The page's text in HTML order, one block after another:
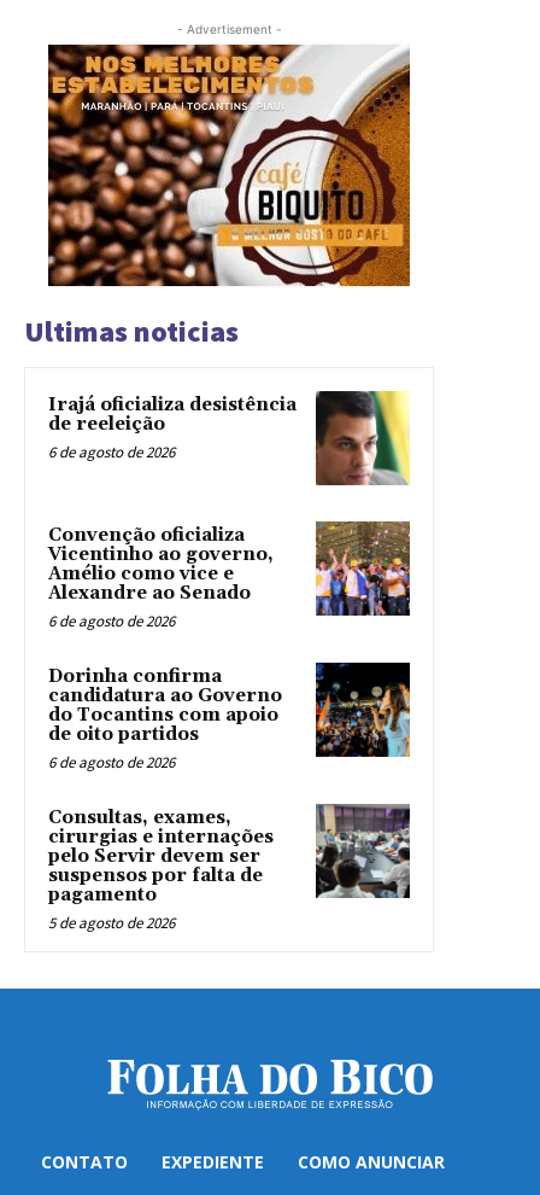
- Advertisement -
Ultimas noticias
Irajá oficializa desistência
de reeleição
6 de agosto de 2026
Convenção oficializa
Vicentinho ao governo,
Amélio como vice e
Alexandre ao Senado
6 de agosto de 2026
Dorinha confirma
candidatura ao Governo
do Tocantins com apoio
de oito partidos
6 de agosto de 2026
Consultas, exames,
cirurgias e internações
pelo Servir devem ser
suspensos por falta de
pagamento
5 de agosto de 2026
CONTATO EXPEDIENTE COMO ANUNCIAR